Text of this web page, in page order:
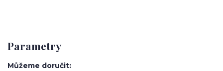
Parametry
Můžeme doručit